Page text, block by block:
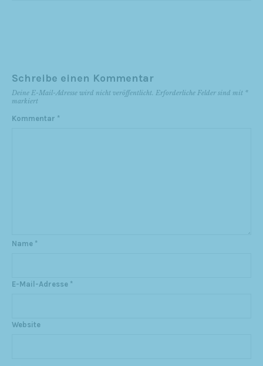
Schreibe einen Kommentar
Deine E-Mail-Adresse wird nicht veröffentlicht. Erforderliche Felder sind mit *
markiert
Kommentar *
Name *
E-Mail-Adresse *
Website